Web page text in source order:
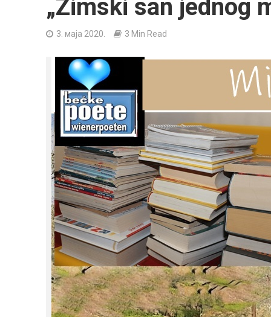
„Zimski san jednog
3. маја 2020. 3 Min Read